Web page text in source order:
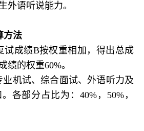
外语听说能力。
方法
试成绩B按权重相加，得出总成
绩的权重60%。
业机试、综合面试、外语听力及
各部分占比为：40%，50%，